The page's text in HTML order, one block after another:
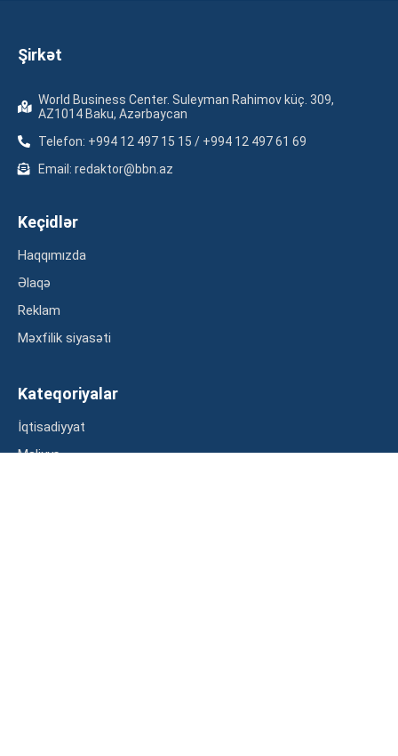
Şirkət
World Business Center. Suleyman Rahimov küç. 309,
AZ1014 Baku, Azərbaycan
Telefon: +994 12 497 15 15 / +994 12 497 61 69
Email: redaktor@bbn.az
Keçidlər
Haqqımızda
Əlaqə
Reklam
Məxfilik siyasəti
Kateqoriyalar
İqtisadiyyat
Maliyyə